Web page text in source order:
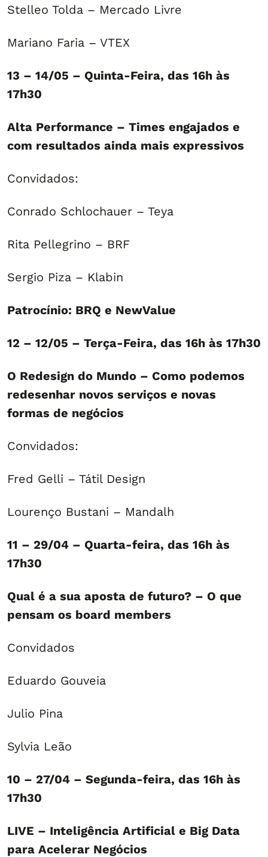
Stelleo Tolda – Mercado Livre
Mariano Faria – VTEX
13 – 14/05 – Quinta-Feira, das 16h às
17h30
Alta Performance – Times engajados e
com resultados ainda mais expressivos
Convidados:
Conrado Schlochauer – Teya
Rita Pellegrino – BRF
Sergio Piza – Klabin
Patrocínio: BRQ e NewValue
12 – 12/05 – Terça-Feira, das 16h às 17h30
O Redesign do Mundo – Como podemos
redesenhar novos serviços e novas
formas de negócios
Convidados:
Fred Gelli – Tátil Design
Lourenço Bustani – Mandalh
11 – 29/04 – Quarta-feira, das 16h às
17h30
Qual é a sua aposta de futuro? – O que
pensam os board members
Convidados
Eduardo Gouveia
Julio Pina
Sylvia Leão
10 – 27/04 – Segunda-feira, das 16h às
17h30
LIVE – Inteligência Artificial e Big Data
para Acelerar Negócios